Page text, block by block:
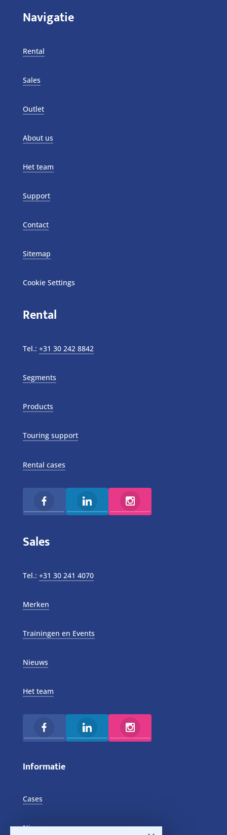
Navigatie
Rental
Sales
Outlet
About us
Het team
Support
Contact
Sitemap
Cookie Settings
Rental
Tel.: +31 30 242 8842
Segments
Products
Touring support
Rental cases
Sales
Tel.: +31 30 241 4070
Merken
Trainingen en Events
Nieuws
Het team
Informatie
Cases
Nieuws